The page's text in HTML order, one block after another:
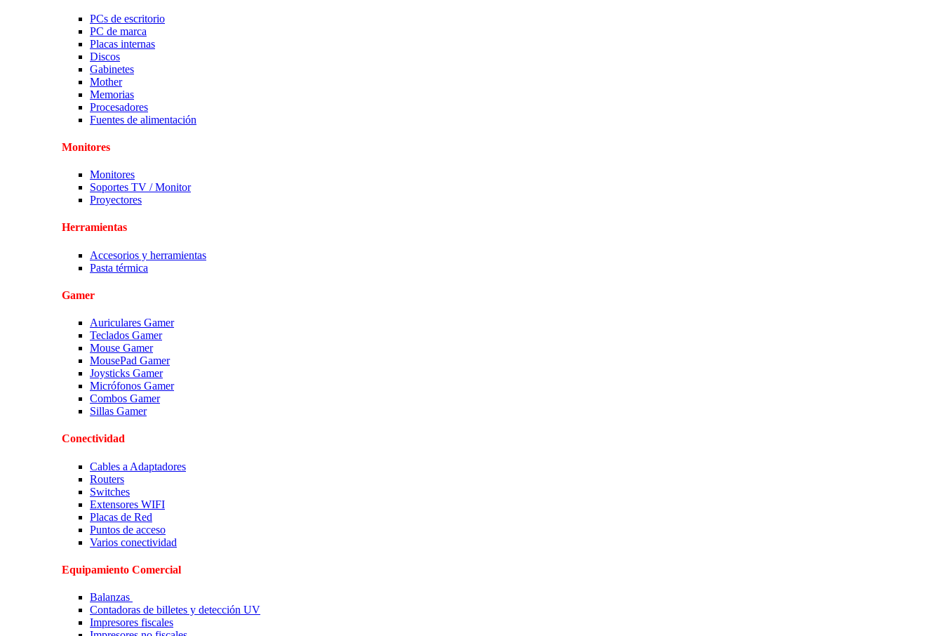
PCs de escritorio
PC de marca
Placas internas
Discos
Gabinetes
Mother
Memorias
Procesadores
Fuentes de alimentación
Monitores
Monitores
Soportes TV / Monitor
Proyectores
Herramientas
Accesorios y herramientas
Pasta térmica
Gamer
Auriculares Gamer
Teclados Gamer
Mouse Gamer
MousePad Gamer
Joysticks Gamer
Micrófonos Gamer
Combos Gamer
Sillas Gamer
Conectividad
Cables a Adaptadores
Routers
Switches
Extensores WIFI
Placas de Red
Puntos de acceso
Varios conectividad
Equipamiento Comercial
Balanzas
Contadoras de billetes y detección UV
Impresores fiscales